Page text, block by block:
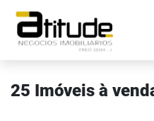
25 Imóveis à